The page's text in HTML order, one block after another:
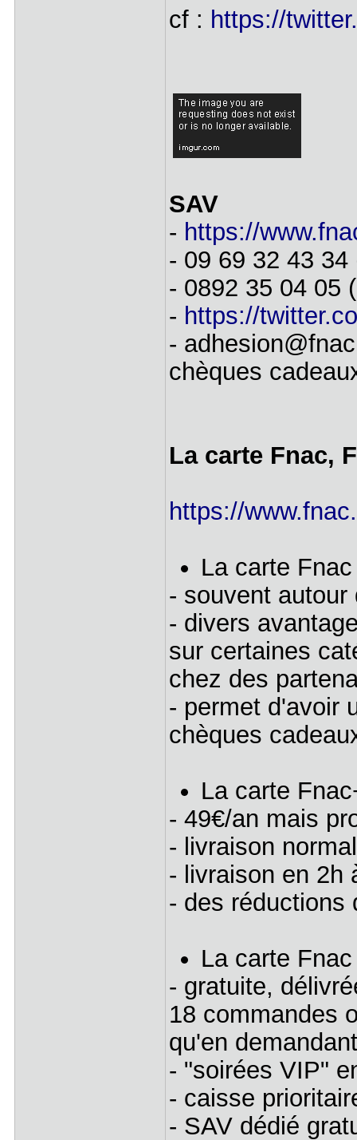
cf : https://
SAV
- https://
- 09 69 32 43 34
- 0892 35 04 05
- https://
-
chèques
La carte Fnac,
https://
La carte
- souvent autour
- divers
sur certaines
chez des
- permet d'avoir
chèques
La carte
- 49€/an mais
- livraison
- livraison en 2h
- des réductions
La carte
- gratuite,
18 commandes
qu'en
- "soirées VIP"
- caisse
- SAV dédié